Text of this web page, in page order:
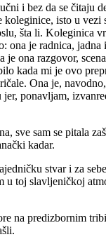
i bez da se čitaju
isto u vezi
šta li. Koleginica
ona je radnica, jadna
je ona razgovor,
kada mi je ovo
Ona je,
ponavljam,
sve sam se pitala
kadar.
stvar i za
u toj slavljeničkoj
na predizbornim